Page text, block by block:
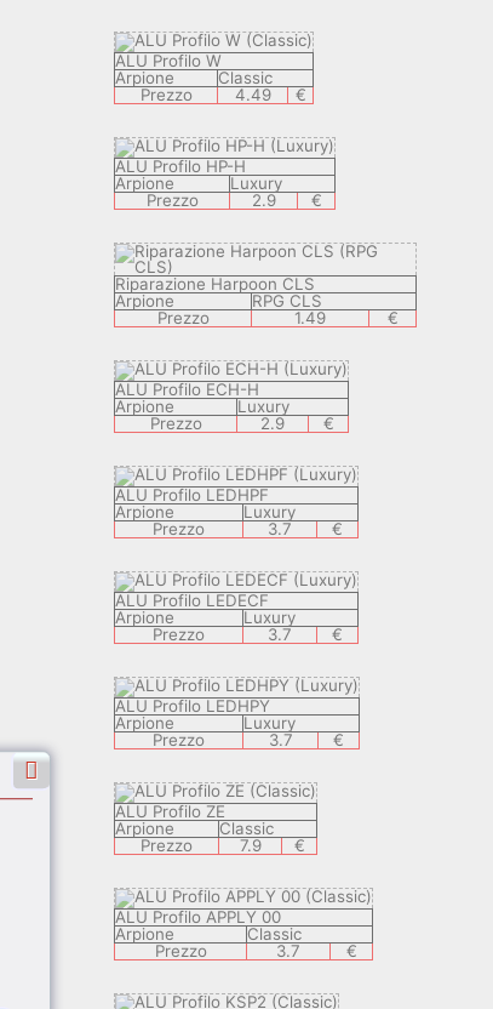
ALU Profilo W
Arpione
Classic
Prezzo
4.49 €
ALU Profilo HP-H
Arpione
Luxury
Prezzo
2.9 €
Riparazione Harpoon CLS
Arpione
RPG CLS
Prezzo
1.49 €
ALU Profilo ECH-H
Arpione
Luxury
Prezzo
2.9 €
ALU Profilo LEDHPF
Arpione
Luxury
Prezzo
3.7 €
ALU Profilo LEDECF
Arpione
Luxury
Prezzo
3.7 €
ALU Profilo LEDHPY
Arpione
Luxury
Prezzo
3.7 €
ALU Profilo ZE
Arpione
Classic
Prezzo
7.9 €
ALU Profilo APPLY 00
Arpione
Classic
Prezzo
3.7 €